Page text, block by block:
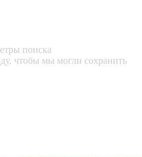
поиска
чтобы мы могли сохранить